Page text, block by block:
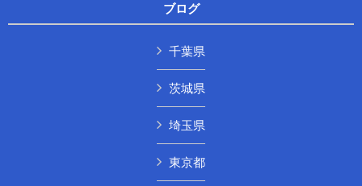
ブログ
千葉県
茨城県
埼玉県
東京都